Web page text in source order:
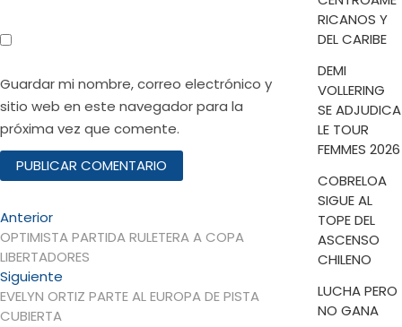
Guardar mi nombre, correo electrónico y
sitio web en este navegador para la
próxima vez que comente.
Navegación
de
entradas
AnteriorEntrada
anterior:
OPTIMISTA PARTIDA RULETERA A COPA
LIBERTADORES
Siguiente
siguiente:
EVELYN ORTIZ PARTE AL EUROPA DE PISTA
CUBIERTA
RICANOS Y
DEL CARIBE
DEMI
VOLLERING
SE ADJUDICA
LE TOUR
FEMMES 2026
COBRELOA
SIGUE AL
TOPE DEL
ASCENSO
CHILENO
LUCHA PERO
NO GANA